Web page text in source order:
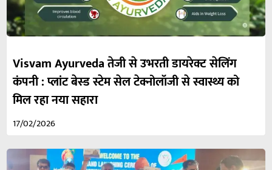
Visvam Ayurveda तेजी से उभरती डायरेक्ट सेलिंग
कंपनी : प्लांट बेस्ड स्टेम सेल टेक्नोलॉजी से स्वास्थ्य को
मिल रहा नया सहारा
17/02/2026